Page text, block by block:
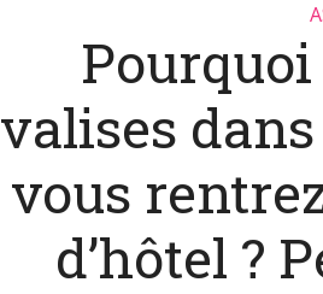
valises
vous
d’hôtel ?